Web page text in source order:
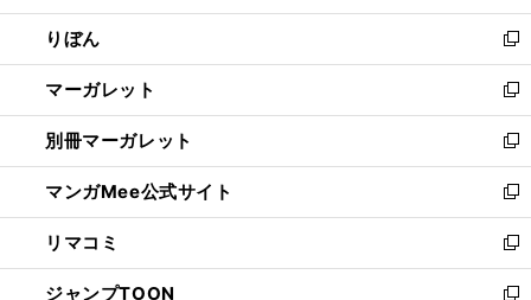
開
く
ウ
で
開
く
ン
ド
ウ
で
開
く
ウ
ィ
ン
ド
ウ
で
開
く
りぼん
新
し
い
ウ
ィ
ン
ド
ウ
で
開
く
マーガレット
新
し
い
ウ
ィ
ン
ド
ウ
で
別冊マーガレット
新
し
い
ウ
ィ
ン
ド
マンガMee公式サイト
新
し
い
ウ
リマコミ
新
し
ジャンプTOON